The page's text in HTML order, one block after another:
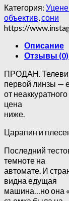
Категория:
объектив,сони
https://
Описание
Отзывы (0)
ПРОДАН.
первой линзы —
от
цена
ниже.
Царапин и
Последний
темноте на
автомате. И
видна едущая
машина…но она